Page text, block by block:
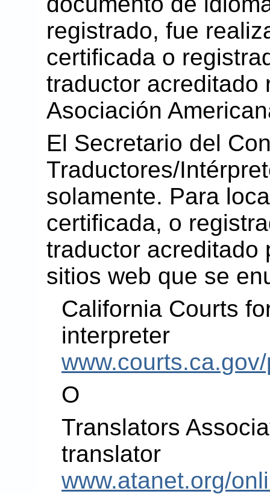
registrado, fue
certificada o
traductor acreditado
Asociación
El Secretario del
Traductores/
solamente. Para
certificada, o
traductor acreditado
sitios web que se
California Courts
interpreter
O
Translators
translator
www.atanet.org/